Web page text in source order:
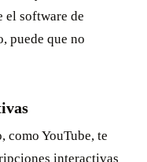
el software de
puede que no
como YouTube, te
interactivas